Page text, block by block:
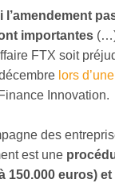
l’amendement
importantes
FTX soit
lors
Innovation.
des
est une
150.000 euros)